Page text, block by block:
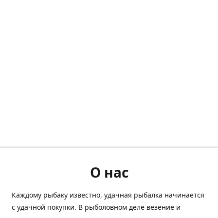
О нас
Каждому рыбаку известно, удачная рыбалка начинается
с удачной покупки. В рыболовном деле везение и